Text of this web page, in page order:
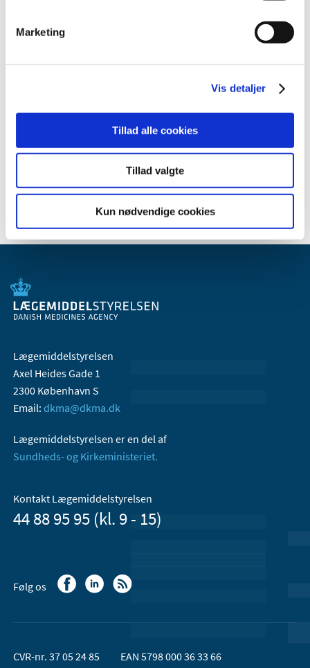
Marketing
Vis detaljer
Tillad alle cookies
Tillad valgte
Kun nødvendige cookies
2013 (49)
2011 (13)
Lægemiddelstyrelsen
Axel Heides Gade 1
2300 København S
Email: dkma@dkma.dk
Lægemiddelstyrelsen er en del af
Sundheds- og Kirkeministeriet.
Kontakt Lægemiddelstyrelsen
44 88 95 95 (kl. 9 - 15)
Følg os
CVR-nr. 37 05 24 85 EAN 5798 000 36 33 66